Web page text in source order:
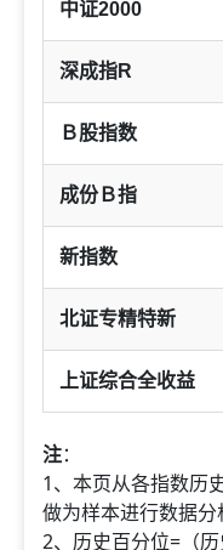
中证2000
深成指R
Ｂ股指数
成份Ｂ指
新指数
北证专精特新
上证综合全收益
注：
1、本页从各指数历
做为样本进行数据分
2、历史百分位=（